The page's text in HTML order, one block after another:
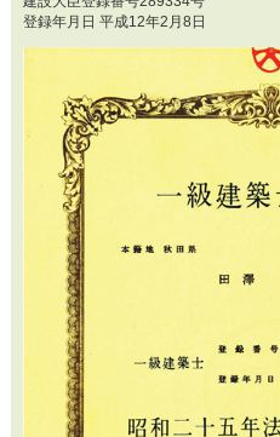
登録年月日 平成12年2月8日